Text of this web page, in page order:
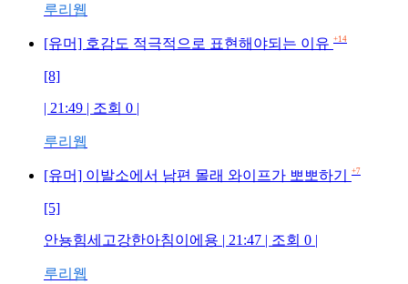
루리웹
[유머] 호감도 적극적으로 표현해야되는 이유 +14
[8]
| 21:49 | 조회 0 |
루리웹
[유머] 이발소에서 남편 몰래 와이프가 뽀뽀하기 +7
[5]
안뇽힘세고강한아침이에용 | 21:47 | 조회 0 |
루리웹